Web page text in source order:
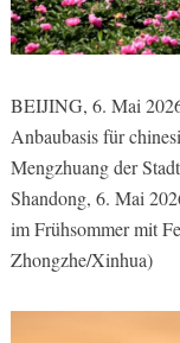
BEIJING, 6. Mai
Anbaubasis für
Mengzhuang der
Shandong, 6. Mai
im Frühsommer mit
Zhongzhe/Xinhua)